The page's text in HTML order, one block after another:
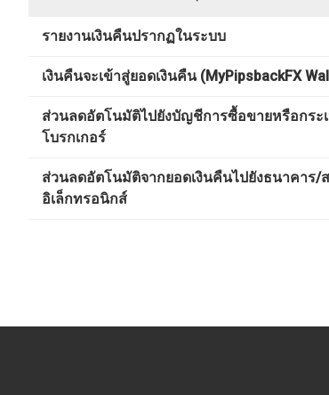
รายงานเงินคืนปรากฏในระบบ
เงินคืนจะเข้าสู่ยอดเงินคืน (MyPipsbackFX
ส่วนลดอัตโนมัติไปยังบัญชีการซื้อขายหรือกระเ
โบรกเกอร์
ส่วนลดอัตโนมัติจากยอดเงินคืนไปยังธนาคาร/
อิเล็กทรอนิกส์